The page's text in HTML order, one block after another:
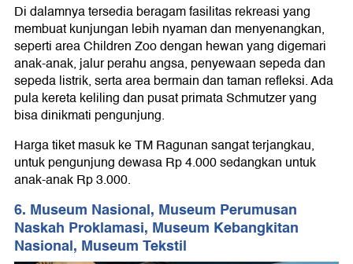
Di dalamnya tersedia beragam fasilitas rekreasi yang
membuat kunjungan lebih nyaman dan menyenangkan,
seperti area Children Zoo dengan hewan yang digemari
anak‑anak, jalur perahu angsa, penyewaan sepeda dan
sepeda listrik, serta area bermain dan taman refleksi. Ada
pula kereta keliling dan pusat primata Schmutzer yang
bisa dinikmati pengunjung.
Harga tiket masuk ke TM Ragunan sangat terjangkau,
untuk pengunjung dewasa Rp 4.000 sedangkan untuk
anak-anak Rp 3.000.
6. Museum Nasional, Museum Perumusan
Naskah Proklamasi, Museum Kebangkitan
Nasional, Museum Tekstil